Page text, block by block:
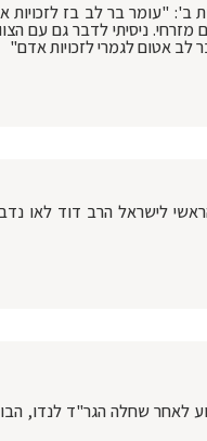
"עומר בר לב בז לזכויות
מזרחי. ניסיתי לדבר גם עם
לב אטום לגמרי לזכויות אדם"
לישראל הרב דוד לאו
שחלה הגר"ד לנדו,